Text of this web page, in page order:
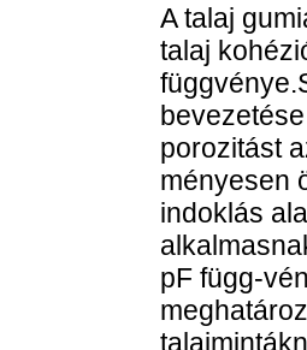
A talaj
talaj
porozitást
ményesen
indoklás
pF függ-